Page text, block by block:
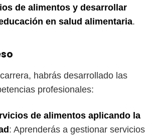
de alimentos y desarrollar
en salud alimentaria.
habrás desarrollado las
profesionales:
de alimentos aplicando la
: Aprenderás a gestionar servicios